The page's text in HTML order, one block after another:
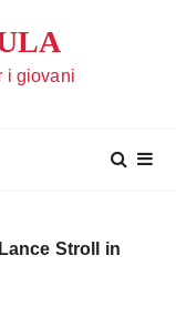
i giovani
Stroll in